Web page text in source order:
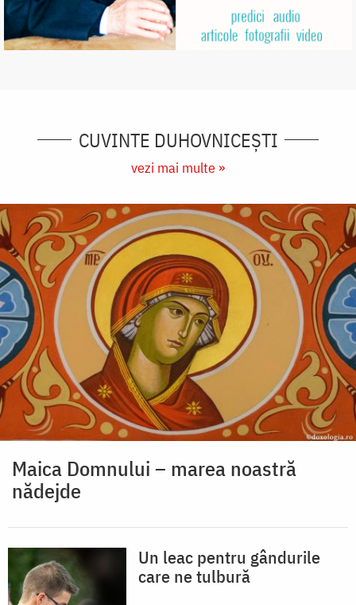
CUVINTE DUHOVNICEȘTI
vezi mai multe »
Maica Domnului – marea noastră
nădejde
Un leac pentru gândurile
care ne tulbură